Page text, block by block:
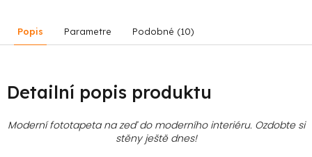
Popis Parametre Podobné (10)
Detailní popis produktu
Moderní fototapeta na zeď do moderního interiéru. Ozdobte si
stěny ještě dnes!